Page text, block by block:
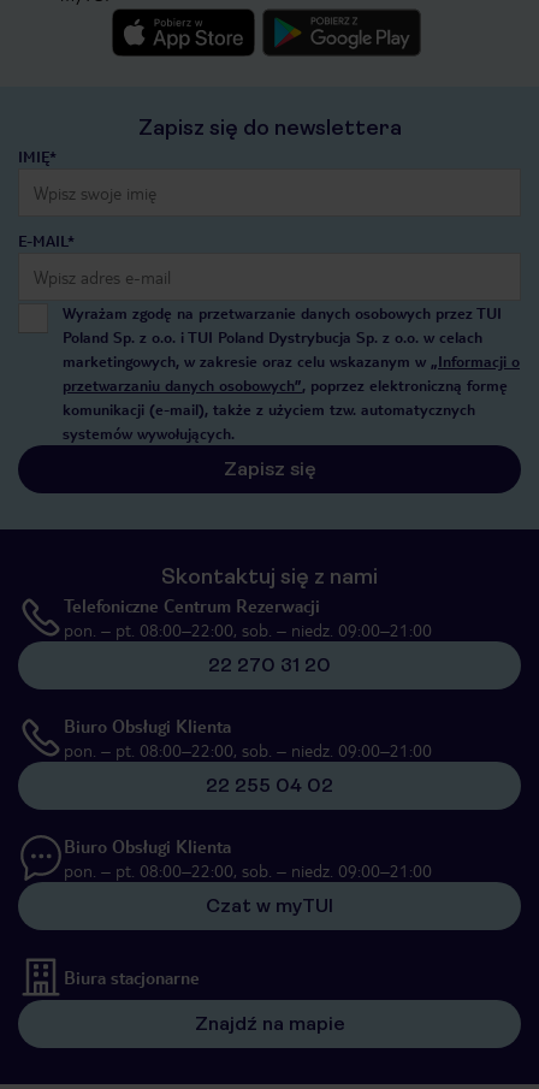
Zapisz się do newslettera
IMIĘ*
E-MAIL*
Wyrażam zgodę na przetwarzanie danych osobowych przez TUI
Poland Sp. z o.o. i TUI Poland Dystrybucja Sp. z o.o. w celach
marketingowych, w zakresie oraz celu wskazanym w „Informacji o
przetwarzaniu danych osobowych”, poprzez elektroniczną formę
komunikacji (e-mail), także z użyciem tzw. automatycznych
systemów wywołujących.
Zapisz się
Skontaktuj się z nami
Telefoniczne Centrum Rezerwacji
pon. – pt. 08:00–22:00, sob. – niedz. 09:00–21:00
22 270 31 20
Biuro Obsługi Klienta
pon. – pt. 08:00–22:00, sob. – niedz. 09:00–21:00
22 255 04 02
Biuro Obsługi Klienta
pon. – pt. 08:00–22:00, sob. – niedz. 09:00–21:00
Czat w myTUI
Biura stacjonarne
Znajdź na mapie